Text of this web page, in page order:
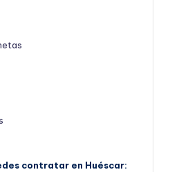
contratar en Huéscar: